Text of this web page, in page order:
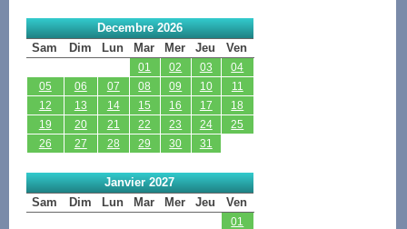
Decembre 2026
Sam
Dim Lun Mar Mer Jeu Ven
01 02 03
04
05
06 07 08 09 10
11
12
13 14 15 16 17
18
19
20 21 22 23 24
25
26
27 28 29 30 31
Janvier 2027
Sam
Dim Lun Mar Mer Jeu Ven
01